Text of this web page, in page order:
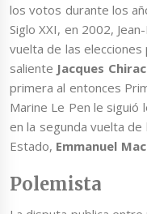
los votos durante los
Siglo XXI, en 2002,
vuelta de las
saliente Jacques Chirac
primera al entonces
Marine Le Pen le siguió
en la segunda vuelta
Estado, Emmanuel
Polemista